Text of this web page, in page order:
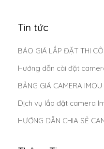
Tin tức
Hướng dẫn cài đặt
BẢNG GIÁ CAMERA